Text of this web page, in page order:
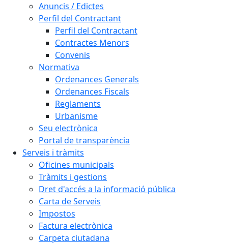
Anuncis / Edictes
Perfil del Contractant
Perfil del Contractant
Contractes Menors
Convenis
Normativa
Ordenances Generals
Ordenances Fiscals
Reglaments
Urbanisme
Seu electrònica
Portal de transparència
Serveis i tràmits
Oficines municipals
Tràmits i gestions
Dret d'accés a la informació pública
Carta de Serveis
Impostos
Factura electrònica
Carpeta ciutadana